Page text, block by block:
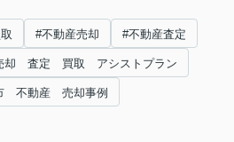
#不動産売却 #不動産査定
査定 買取 アシストプラン
不動産 売却事例